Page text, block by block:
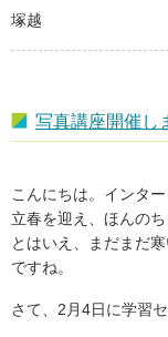
塚越
写真講座開催し
こんにちは。インター
立春を迎え、ほんの
とはいえ、まだまだ
ですね。
さて、2月4日に学習